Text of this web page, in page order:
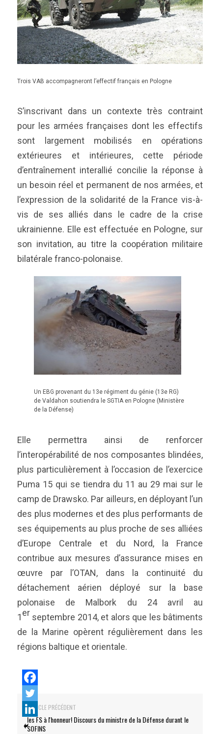
Trois VAB accompagneront l’effectif français en Pologne
S’inscrivant dans un contexte très contraint
pour les armées françaises dont les effectifs
sont largement mobilisés en opérations
extérieures et intérieures, cette période
d’entraînement interallié concilie la réponse à
un besoin réel et permanent de nos armées, et
l’expression de la solidarité de la France vis-à-
vis de ses alliés dans le cadre de la crise
ukrainienne. Elle est effectuée en Pologne, sur
son invitation, au titre la coopération militaire
bilatérale franco-polonaise.
Un EBG provenant du 13e régiment du génie (13e RG)
de Valdahon soutiendra le SGTIA en Pologne (Ministère
de la Défense)
Elle permettra ainsi de renforcer
l’interopérabilité de nos composantes blindées,
plus particulièrement à l’occasion de l’exercice
Puma 15 qui se tiendra du 11 au 29 mai sur le
camp de Drawsko. Par ailleurs, en déployant l’un
des plus modernes et des plus performants de
ses équipements au plus proche de ses alliées
d’Europe Centrale et du Nord, la France
contribue aux mesures d’assurance mises en
œuvre par l’OTAN, dans la continuité du
détachement aérien déployé sur la base
polonaise de Malbork du 24 avril au
1er septembre 2014, et alors que les bâtiments
de la Marine opèrent régulièrement dans les
régions baltique et orientale.
ARTICLE PRÉCÉDENT
les FS à l'honneur! Discours du ministre de la Défense durant le
SOFINS